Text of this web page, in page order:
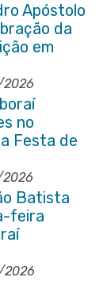
Apóstolo
da
em
no
Festa de
Batista
feira
2026